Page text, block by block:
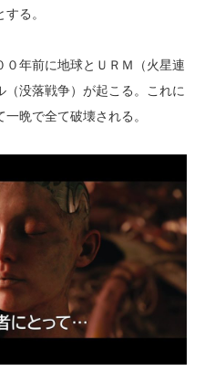
る。
年前に地球とＵＲＭ（火星連
没落戦争）が起こる。これに
晩で全て破壊される。